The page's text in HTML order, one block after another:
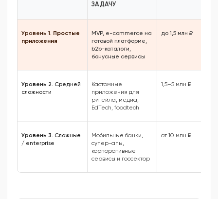
ЗАДАЧУ
Уровень 1. Простые
приложения
MVP, e-commerce на
готовой платформе,
b2b-каталоги,
бонусные сервисы
до 1,5 млн ₽
Уровень 2. Средней
сложности
Кастомные
приложения для
ритейла, медиа,
EdTech, foodtech
1,5–5 млн ₽
Уровень 3. Сложные
/ enterprise
Мобильные банки,
супер-апы,
корпоративные
сервисы и госсектор
от 10 млн ₽